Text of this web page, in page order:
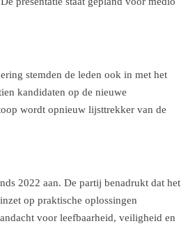
stemden de leden ook in met het
kandidaten op de nieuwe
wordt opnieuw lijsttrekker van de
2022 aan. De partij benadrukt dat het
op praktische oplossingen
voor leefbaarheid, veiligheid en